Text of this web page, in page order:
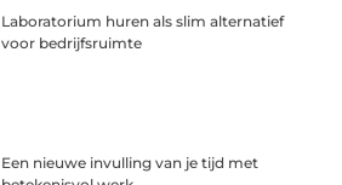
Laboratorium huren als slim alternatief
voor bedrijfsruimte
Een nieuwe invulling van je tijd met